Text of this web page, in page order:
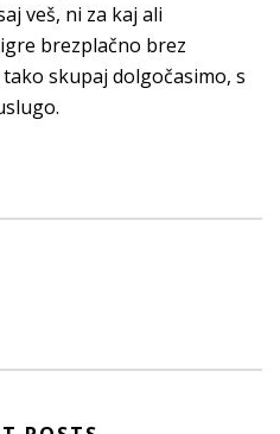
veš, ni za kaj ali
brezplačno brez
skupaj dolgočasimo, s